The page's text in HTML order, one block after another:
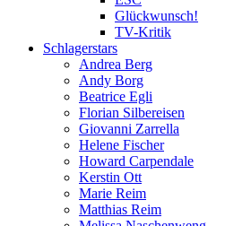
Glückwunsch!
TV-Kritik
Schlagerstars
Andrea Berg
Andy Borg
Beatrice Egli
Florian Silbereisen
Giovanni Zarrella
Helene Fischer
Howard Carpendale
Kerstin Ott
Marie Reim
Matthias Reim